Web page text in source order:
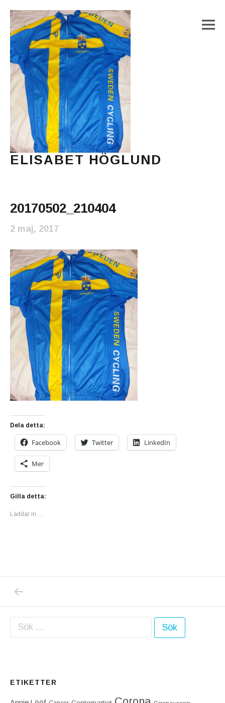
ELISABET HÖGLUND
20170502_210404
2 maj, 2017
Dela detta:
Facebook Twitter LinkedIn
Mer
Gilla detta:
Laddar in …
Inläggsnavigering
Sök efter:
ETIKETTER